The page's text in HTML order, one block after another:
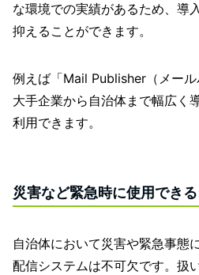
な環境での実績があるため、導
抑えることができます。
例えば「Mail Publisher（メール
大手企業から自治体まで幅広く
利用できます。
災害など緊急時に使用でき
自治体において災害や緊急事態
配信システムは不可欠です。扱